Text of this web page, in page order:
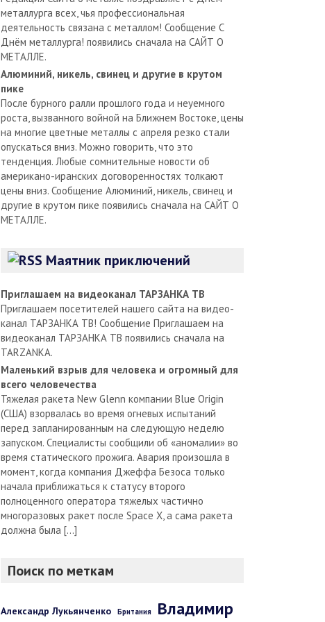
металлурга всех, чья профессиональная
деятельность связана с металлом! Сообщение С
Днём металлурга! появились сначала на САЙТ О
МЕТАЛЛЕ.
Алюминий, никель, свинец и другие в крутом
пике
После бурного ралли прошлого года и неуемного
роста, вызванного войной на Ближнем Востоке, цены
на многие цветные металлы с апреля резко стали
опускаться вниз. Можно говорить, что это
тенденция. Любые сомнительные новости об
американо-иранских договоренностях толкают
цены вниз. Сообщение Алюминий, никель, свинец и
другие в крутом пике появились сначала на САЙТ О
МЕТАЛЛЕ.
Маятник приключений
Приглашаем на видеоканал ТАРЗАНКА ТВ
Приглашаем посетителей нашего сайта на видео-
канал ТАРЗАНКА ТВ! Сообщение Приглашаем на
видеоканал ТАРЗАНКА ТВ появились сначала на
TARZANKA.
Маленький взрыв для человека и огромный для
всего человечества
Тяжелая ракета New Glenn компании Blue Origin
(США) взорвалась во время огневых испытаний
перед запланированным на следующую неделю
запуском. Специалисты сообщили об «аномалии» во
время статического прожига. Авария произошла в
момент, когда компания Джеффа Безоса только
начала приближаться к статусу второго
полноценного оператора тяжелых частично
многоразовых ракет после Space X, а сама ракета
должна была […]
Поиск по меткам
Александр Лукьянченко Британия Владимир